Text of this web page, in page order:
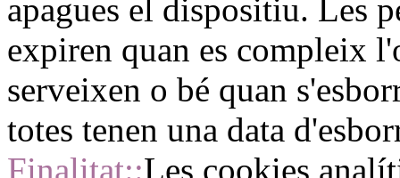
apagues el dispositiu. Les
expiren quan es compleix
serveixen o bé quan
totes tenen una data
Finalitat::Les cookies